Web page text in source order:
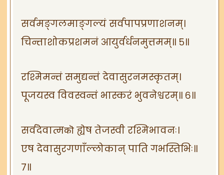
सर्वमङ्गलमाङ्गल्यं सर्वपापप्रणाशनम्।
चिन्ताशोकप्रशमनं आयुर्वर्धनमुत्तमम्॥ ५॥
रश्मिमन्तं समुद्यन्तं देवासुरनमस्कृतम्।
पूजयस्व विवस्वन्तं भास्करं भुवनेश्वरम्॥ ६॥
सर्वदेवात्मकॊ ह्येष तेजस्वी रश्मिभावनः।
एष देवासुरगणाँल्लोकान् पाति गभस्तिभिः॥
७॥